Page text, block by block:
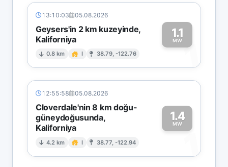
13:10:03 05.08.2026
Geysers'in 2 km kuzeyinde,
Kaliforniya
0.8 km I 38.79, -122.76
1.1
MW1
12:55:58 05.08.2026
Cloverdale'nin 8 km doğu-
güneydoğusunda,
Kaliforniya
4.2 km I 38.77, -122.94
1.4
MW
1